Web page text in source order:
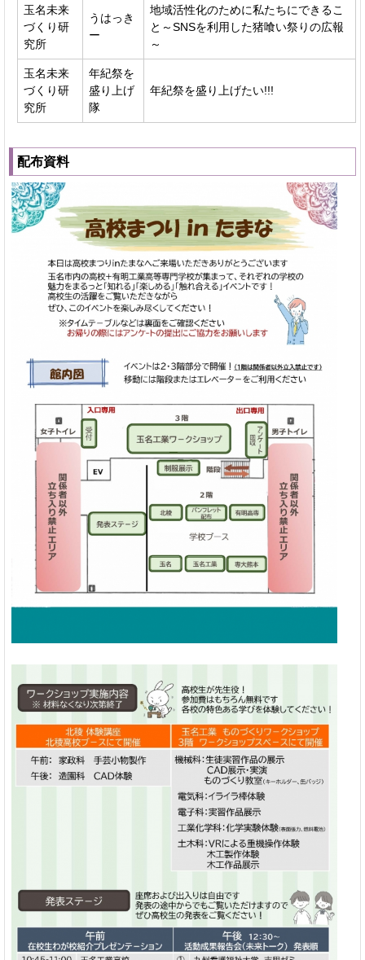
玉名未来
づくり研
究所
うはっき
ー
地域活性化のために私たちにできるこ
と～SNSを利用した猪喰い祭りの広報
～
玉名未来
づくり研
究所
年紀祭を
盛り上げ
隊
年紀祭を盛り上げたい!!!
配布資料